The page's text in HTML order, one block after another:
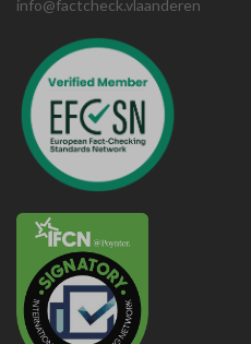
info@factcheck.vlaanderen